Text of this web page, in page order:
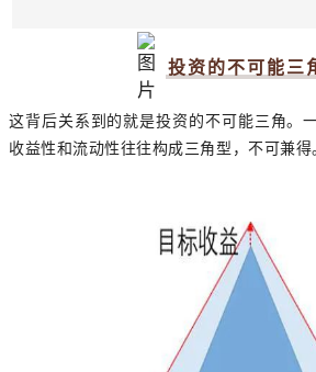
投资的不可能三
这背后关系到的就是投资的不可能三角。
收益性和流动性往往构成三角型，不可兼得